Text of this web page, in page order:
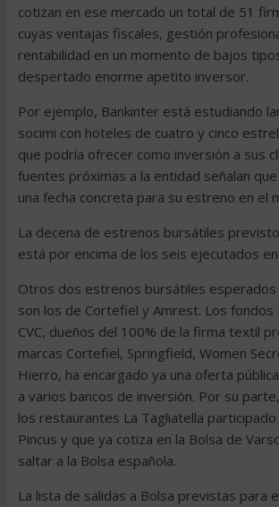
cotizan en ese mercado un total de 51
cuyas ventajas fiscales, gestión
rentabilidad en un momento de bajos
despertado enorme apetito inversor.
Por ejemplo, Bankinter está estudiando
socimi con hoteles de cuatro y cinco
que podría ofrecer como inversión a sus
fuentes próximas a la entidad señalan
una fecha concreta para su estreno en el
La decena de estrenos bursátiles
está por encima de los seis ejecutados
Otros dos estrenos bursátiles esperados
son los de Cortefiel y Amrest. Los fondos
CVC, dueños del 100% de la firma textil
marcas Cortefiel, Springfield, Women
Hierro, ha encargado ya una oferta
a varios bancos de inversión. Por su
los restaurantes La Tagliatella
Pincus y que ya cotiza en la Bolsa de
saltar a la Bolsa española.
La lista de salidas a Bolsa previstas para